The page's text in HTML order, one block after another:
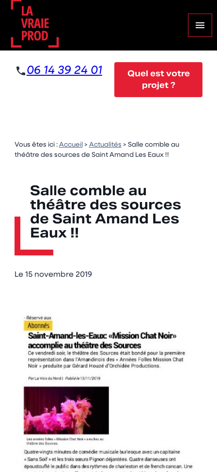
menu
06 14 39 24 01
Quel est votre
projet ?
Vous êtes ici : Accueil> Actualités > Salle comble au
théâtre des sources de Saint Amand Les Eaux !!
Salle comble au
théâtre des sources
de Saint Amand Les
Eaux !!
Le 15 novembre 2019
Panneau de gestion des cookies